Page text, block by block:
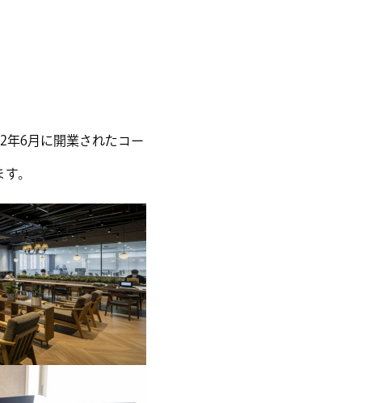
年6月に開業されたコー
。